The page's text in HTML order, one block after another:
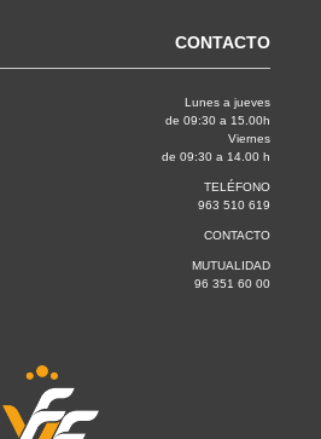
CONTACTO
Lunes a jueves
de 09:30 a 15.00h
Viernes
de 09:30 a 14.00 h
TELÉFONO
963 510 619
CONTACTO
MUTUALIDAD
96 351 60 00